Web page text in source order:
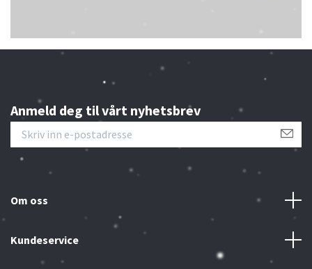
Anmeld deg til vårt nyhetsbrev
Om oss
Kundeservice